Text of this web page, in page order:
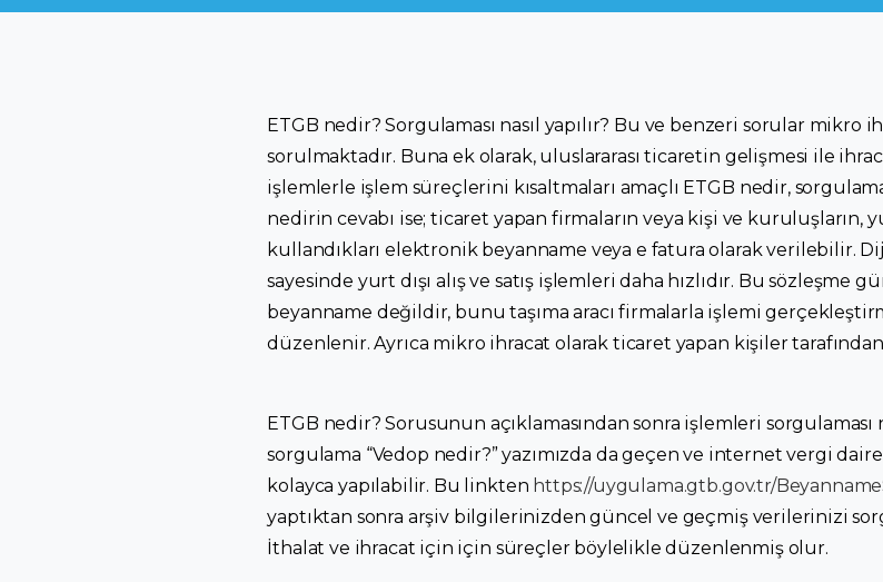
ETGB nedir? Sorgulaması nasıl yapılır? Bu ve benzeri sorular mikro
sorulmaktadır. Buna ek olarak, uluslararası ticaretin gelişmesi ile
işlemlerle işlem süreçlerini kısaltmaları amaçlı ETGB nedir,
nedirin cevabı ise; ticaret yapan firmaların veya kişi ve kuruluşların,
kullandıkları elektronik beyanname veya e fatura olarak verilebilir.
sayesinde yurt dışı alış ve satış işlemleri daha hızlıdır. Bu sözleşme
beyanname değildir, bunu taşıma aracı firmalarla işlemi
düzenlenir. Ayrıca mikro ihracat olarak ticaret yapan kişiler
ETGB nedir? Sorusunun açıklamasından sonra işlemleri
sorgulama “Vedop nedir?” yazımızda da geçen ve internet vergi
kolayca yapılabilir. Bu linkten https://uygulama.gtb.gov.tr/
yaptıktan sonra arşiv bilgilerinizden güncel ve geçmiş verilerinizi
İthalat ve ihracat için için süreçler böylelikle düzenlenmiş olur.